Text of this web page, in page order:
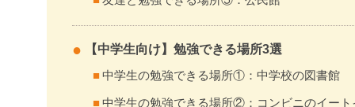
【中学生向け】勉強できる場所3選
中学生の勉強できる場所①：中学校の図書館
中学生の勉強できる場所②：コンビニのイート